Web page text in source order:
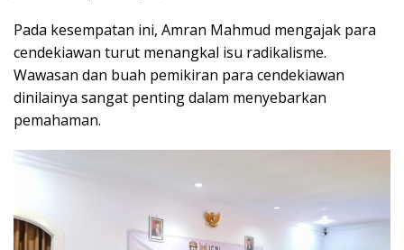
Pada kesempatan ini, Amran Mahmud mengajak para
cendekiawan turut menangkal isu radikalisme.
Wawasan dan buah pemikiran para cendekiawan
dinilainya sangat penting dalam menyebarkan
pemahaman.